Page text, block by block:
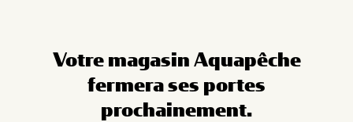
Votre magasin Aquapêche
fermera ses portes
prochainement.